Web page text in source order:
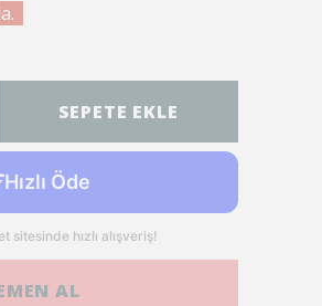
SEPETE EKLE
AL